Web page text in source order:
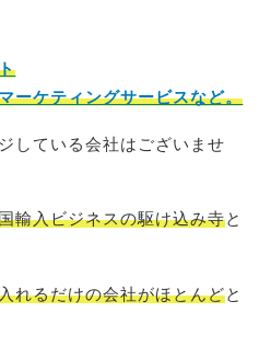
ーケティングサービスなど。
している会社はございませ
輸入ビジネスの駆け込み寺と
れるだけの会社がほとんどと